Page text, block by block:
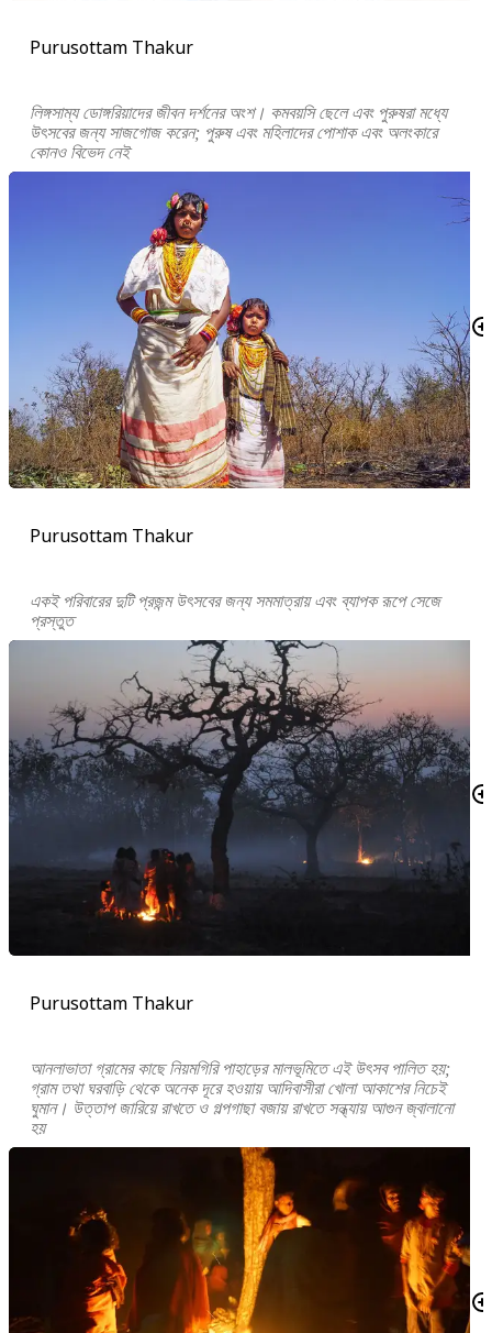
Purusottam Thakur
লিঙ্গসাম্য ডোঙ্গরিয়াদের জীবন দর্শনের অংশ। কমবয়সি ছেলে এবং পুরুষরা মধ্যে
উৎসবের জন্য সাজগোজ করেন; পুরুষ এবং মহিলাদের পোশাক এবং অলংকারে
কোনও বিভেদ নেই
Purusottam Thakur
একই পরিবারের দুটি প্রজন্ম উৎসবের জন্য সমমাত্রায় এবং ব্যাপক রূপে সেজে
প্রস্তুত
Purusottam Thakur
আনলাভাতা গ্রামের কাছে নিয়মগিরি পাহাড়ের মালভূমিতে এই উৎসব পালিত হয়;
গ্রাম তথা ঘরবাড়ি থেকে অনেক দূরে হওয়ায় আদিবাসীরা খোলা আকাশের নিচেই
ঘুমান। উত্তাপ জারিয়ে রাখতে ও গল্পগাছা বজায় রাখতে সন্ধ্যায় আগুন জ্বালানো
হয়